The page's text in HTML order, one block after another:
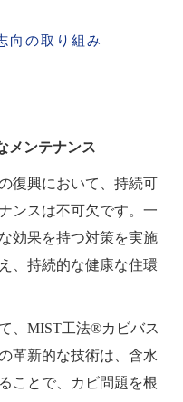
向の取り組み
メンテナンス
復興において、持続可
ンスは不可欠です。一
効果を持つ対策を実施
、持続的な健康な住環
、MIST工法®カビバス
革新的な技術は、含水
ことで、カビ問題を根